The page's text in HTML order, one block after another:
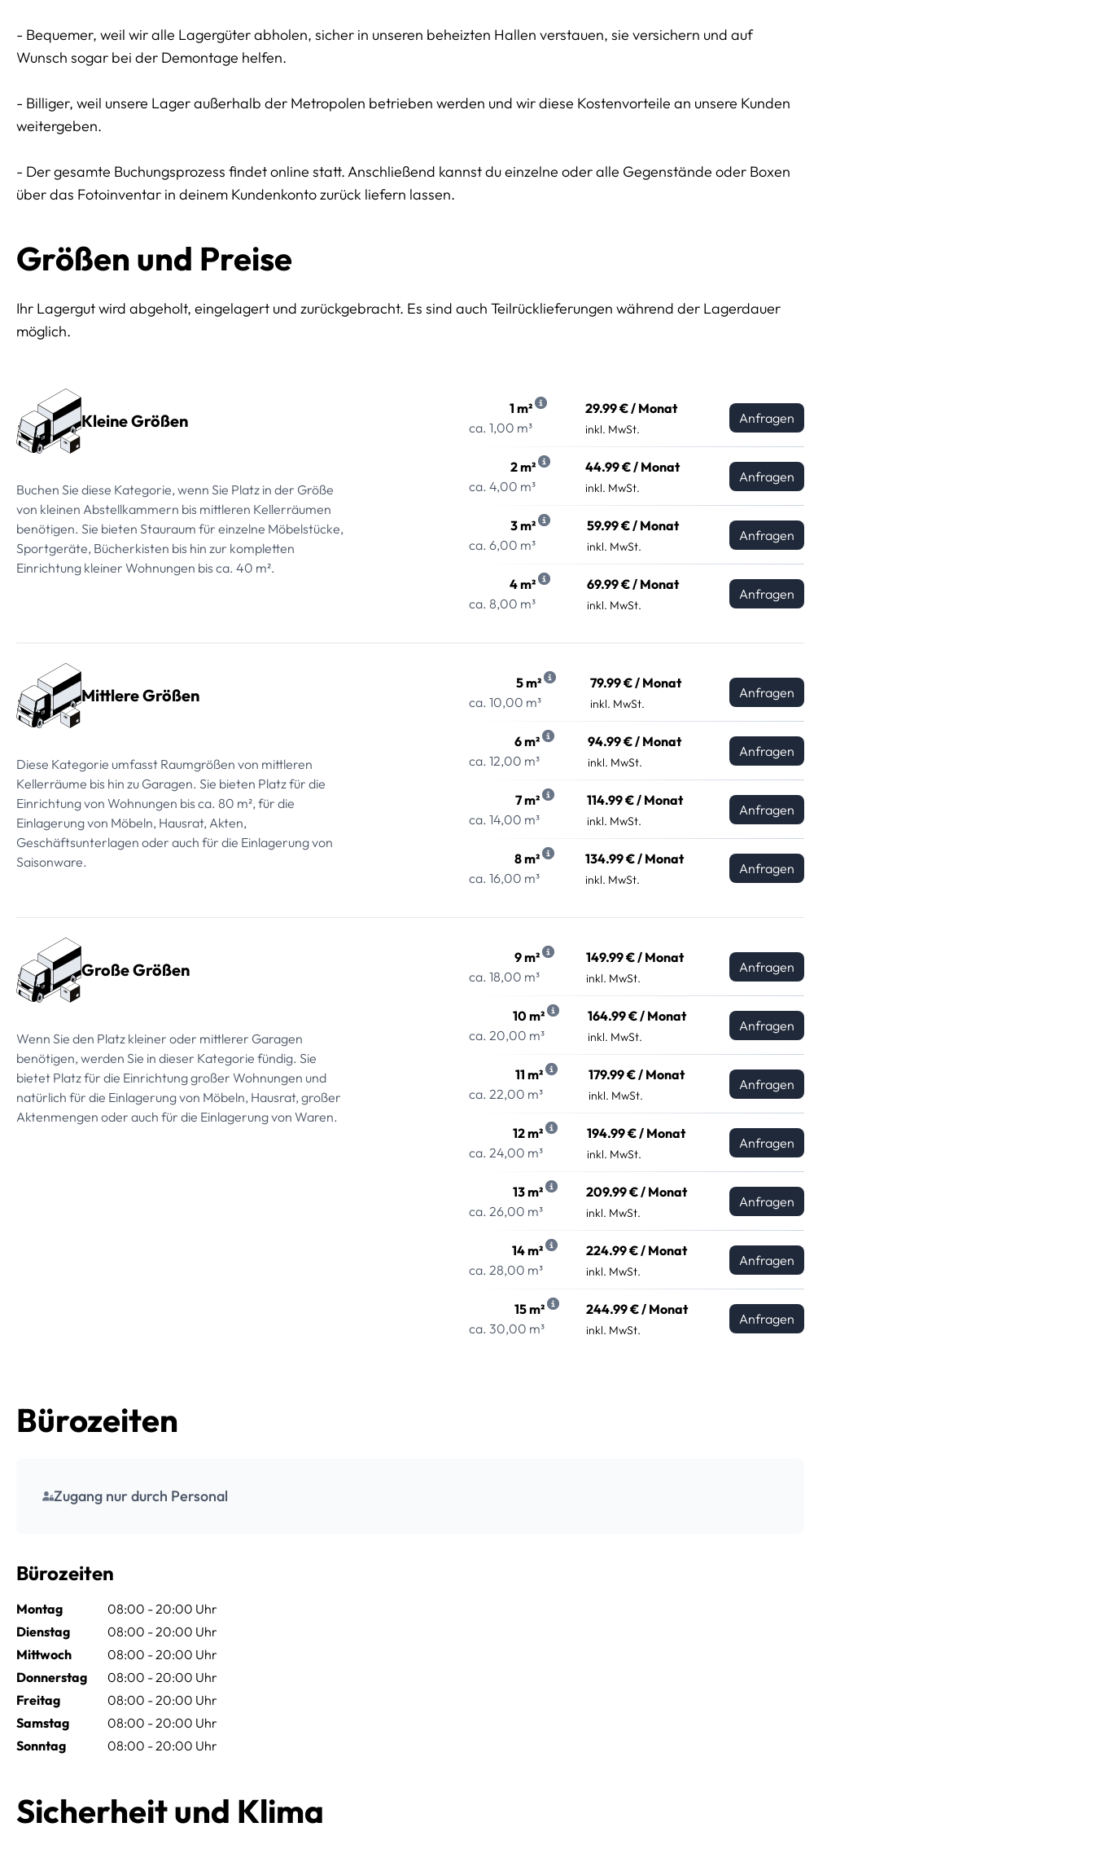
- Bequemer, weil wir alle Lagergüter abholen, sicher in unseren beheizten Hallen verstauen, sie versichern und auf
Wunsch sogar bei der Demontage helfen.
- Billiger, weil unsere Lager außerhalb der Metropolen betrieben werden und wir diese Kostenvorteile an unsere Kunden
weitergeben.
- Der gesamte Buchungsprozess findet online statt. Anschließend kannst du einzelne oder alle Gegenstände oder Boxen
über das Fotoinventar in deinem Kundenkonto zurück liefern lassen.
Größen und Preise
Ihr Lagergut wird abgeholt, eingelagert und zurückgebracht. Es sind auch Teilrücklieferungen während der Lagerdauer
möglich.
Kleine Größen
Buchen Sie diese Kategorie, wenn Sie Platz in der Größe
von kleinen Abstellkammern bis mittleren Kellerräumen
benötigen. Sie bieten Stauraum für einzelne Möbelstücke,
Sportgeräte, Bücherkisten bis hin zur kompletten
Einrichtung kleiner Wohnungen bis ca. 40 m².
1 m²
ca. 1,00 m³
29.99 € / Monat
inkl. MwSt.
Anfragen
2 m²
ca. 4,00 m³
44.99 € / Monat
inkl. MwSt.
Anfragen
3 m²
ca. 6,00 m³
59.99 € / Monat
inkl. MwSt.
Anfragen
4 m²
ca. 8,00 m³
69.99 € / Monat
inkl. MwSt.
Anfragen
Mittlere Größen
Diese Kategorie umfasst Raumgrößen von mittleren
Kellerräume bis hin zu Garagen. Sie bieten Platz für die
Einrichtung von Wohnungen bis ca. 80 m², für die
Einlagerung von Möbeln, Hausrat, Akten,
Geschäftsunterlagen oder auch für die Einlagerung von
Saisonware.
5 m²
ca. 10,00 m³
79.99 € / Monat
inkl. MwSt.
Anfragen
6 m²
ca. 12,00 m³
94.99 € / Monat
inkl. MwSt.
Anfragen
7 m²
ca. 14,00 m³
114.99 € / Monat
inkl. MwSt.
Anfragen
8 m²
ca. 16,00 m³
134.99 € / Monat
inkl. MwSt.
Anfragen
Große Größen
Wenn Sie den Platz kleiner oder mittlerer Garagen
benötigen, werden Sie in dieser Kategorie fündig. Sie
bietet Platz für die Einrichtung großer Wohnungen und
natürlich für die Einlagerung von Möbeln, Hausrat, großer
Aktenmengen oder auch für die Einlagerung von Waren.
9 m²
ca. 18,00 m³
149.99 € / Monat
inkl. MwSt.
Anfragen
10 m²
ca. 20,00 m³
164.99 € / Monat
inkl. MwSt.
Anfragen
11 m²
ca. 22,00 m³
179.99 € / Monat
inkl. MwSt.
Anfragen
12 m²
ca. 24,00 m³
194.99 € / Monat
inkl. MwSt.
Anfragen
13 m²
ca. 26,00 m³
209.99 € / Monat
inkl. MwSt.
Anfragen
14 m²
ca. 28,00 m³
224.99 € / Monat
inkl. MwSt.
Anfragen
15 m²
ca. 30,00 m³
244.99 € / Monat
inkl. MwSt.
Anfragen
Bürozeiten
Zugang nur durch Personal
Bürozeiten
Montag
08:00 - 20:00 Uhr
Dienstag
08:00 - 20:00 Uhr
Mittwoch
08:00 - 20:00 Uhr
Donnerstag
08:00 - 20:00 Uhr
Freitag
08:00 - 20:00 Uhr
Samstag
08:00 - 20:00 Uhr
Sonntag
08:00 - 20:00 Uhr
Sicherheit und Klima